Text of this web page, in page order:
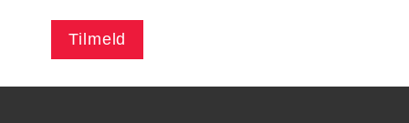
Tilmeld